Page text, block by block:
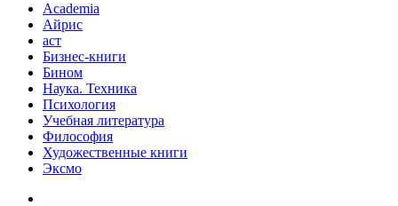
Academia
Айрис
аст
Бизнес-книги
Бином
Наука. Техника
Психология
Учебная литература
Философия
Художественные книги
Эксмо